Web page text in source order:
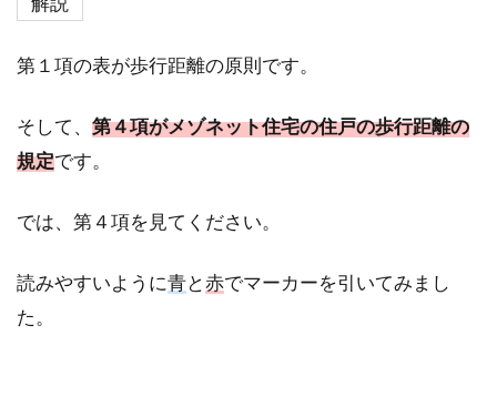
第１項の表が歩行距離の原則です。
そして、 第４項がメゾネット住宅の住戸の歩行距離の
規定です。
では、第４項を見てください。
読みやすいように青と赤でマーカーを引いてみまし
た。